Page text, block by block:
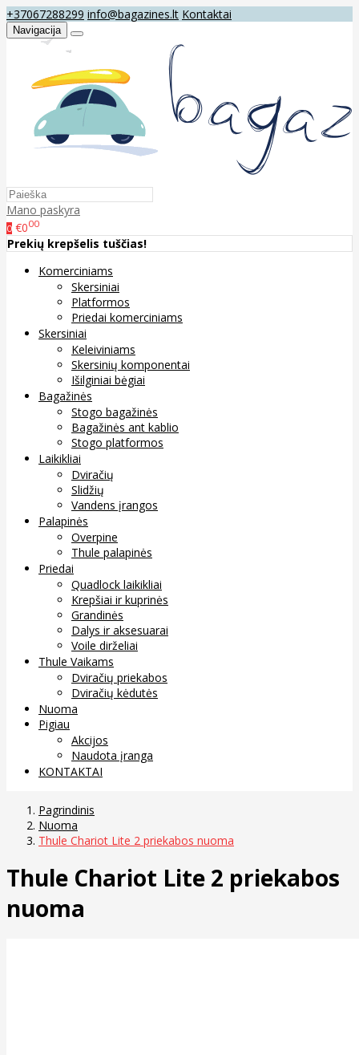
+37067288299 info@bagazines.lt Kontaktai
Navigacija
Mano paskyra
0 €000
Prekių krepšelis tuščias!
Komerciniams
Skersiniai
Platformos
Priedai komerciniams
Skersiniai
Keleiviniams
Skersinių komponentai
Išilginiai bėgiai
Bagažinės
Stogo bagažinės
Bagažinės ant kablio
Stogo platformos
Laikikliai
Dviračių
Slidžių
Vandens įrangos
Palapinės
Overpine
Thule palapinės
Priedai
Quadlock laikikliai
Krepšiai ir kuprinės
Grandinės
Dalys ir aksesuarai
Voile dirželiai
Thule Vaikams
Dviračių priekabos
Dviračių kėdutės
Nuoma
Pigiau
Akcijos
Naudota įranga
KONTAKTAI
Pagrindinis
Nuoma
Thule Chariot Lite 2 priekabos nuoma
Thule Chariot Lite 2 priekabos
nuoma